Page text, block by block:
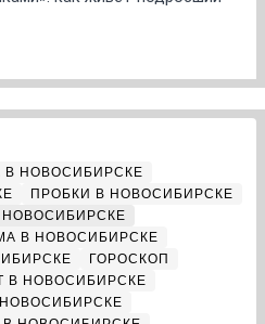
В НОВОСИБИРСКЕ
ПРОБКИ В НОВОСИБИРСКЕ
В НОВОСИБИРСКЕ
ГОРОСКОП
В НОВОСИБИРСКЕ